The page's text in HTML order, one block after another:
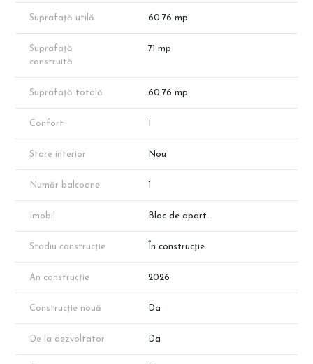
📍 Locație și Facilități:
Situat strategic în zona Titan-Theodor Pallady, complexul oferă:
Transport: Acces facil către stația de metrou Nicolae Teclu.
Educație: Unități de învățământ (școli, grădinițe, licee) în
Shopping: IKEA, Auchan, Leroy Merlin, Park Lake și Mega Mall.
Direct Dezvoltator - Fără Comision! Vizitează site-ul
CleverImobiliare.ro pentru a descoperi întreaga ofertă de peste
1000 de locuințe disponibile în zona Pallady!
cadastrale.
📞 Programează acum o vizionare cu reprezentantul direct al
Suprafață utilă 60.76 mp
Suprafață
construită
71 mp
Suprafață totală 60.76 mp
Confort 1
Stare interior Nou
Număr balcoane 1
Imobil Bloc de apart.
Stadiu construcție În construcție
An construcție 2026
Construcție nouă Da
De la dezvoltator Da